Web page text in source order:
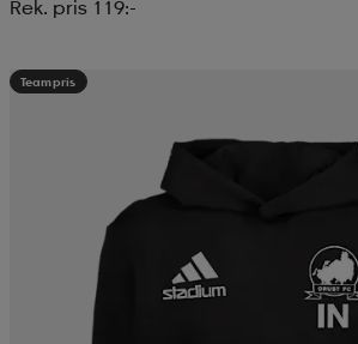
Rek. pris 119:-
Teampris